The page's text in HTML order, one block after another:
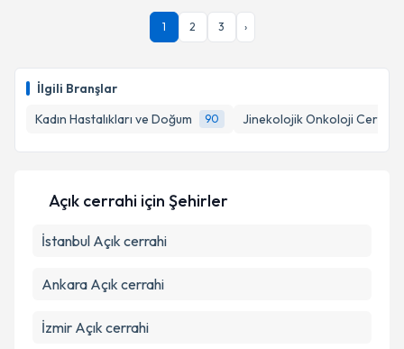
İlgili Branşlar
Kadın Hastalıkları ve Doğum
90 Jinekolojik Onkoloji
1 2 3 ›
Açık cerrahi için Şehirler
İstanbul Açık cerrahi
Ankara Açık cerrahi
İzmir Açık cerrahi